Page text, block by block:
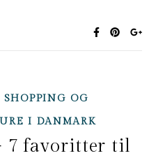
SHOPPING OG
I DANMARK
7 favoritter til